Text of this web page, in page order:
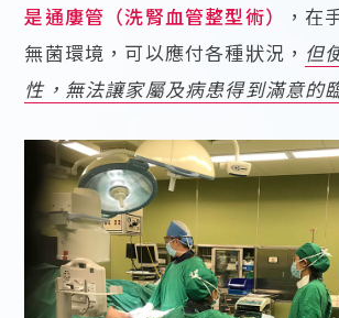
是通廔管（洗腎血管整型術）
，在
無菌環境，可以應付各種狀況， 但
性，無法讓家屬及病患得到滿意的